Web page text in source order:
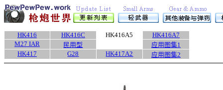
HK416 HK416C HK416A5
HK416A7
M27 IAR
民用型
应用图集1
HK417
G28 HK417A2 应用图集2